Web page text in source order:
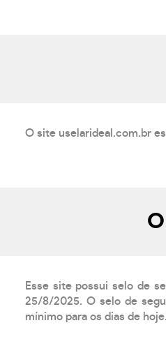
O site uselarideal.com.br
Esse site possui selo de
25/8/2025. O selo de
mínimo para os dias de